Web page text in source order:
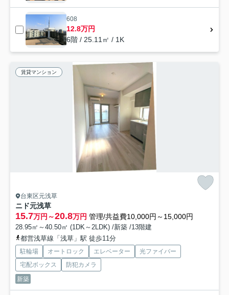
608
12.8万円
6階 / 25.11㎡ / 1K
賃貸マンション
台東区元浅草
ニド元浅草
15.7万円～20.8万円 管理/共益費10,000円～15,000円
28.95㎡～40.50㎡ (1DK～2LDK) /新築 /13階建
都営浅草線「浅草」駅 徒歩11分
駐輪場 オートロック エレベーター
光ファイバー
宅配ボックス
防犯カメラ
新築